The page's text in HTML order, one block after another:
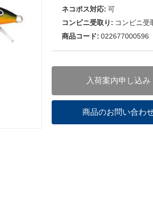
ネコポス対応: 可
コンビニ受取り: コンビニ受
商品コード: 022677000596
入荷案内申し込み
商品のお問い合わ